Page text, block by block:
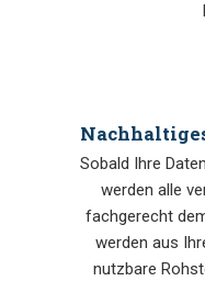
Sobald Ihre
werden alle
fachgerecht
werden aus
nutzbare